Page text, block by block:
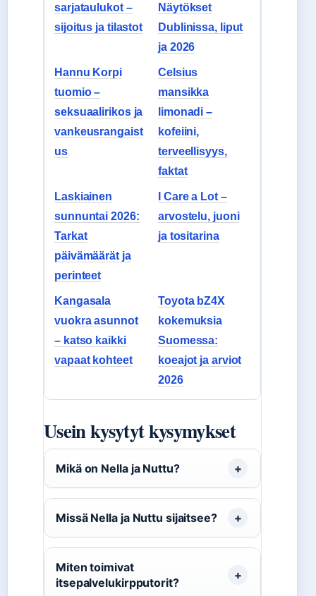
sarjataulukot –
sijoitus ja tilastot
Näytökset
Dublinissa, liput
ja 2026
Hannu Korpi
tuomio –
seksuaalirikos ja
vankeusrangaist
us
Celsius
mansikka
limonadi –
kofeiini,
terveellisyys,
faktat
Laskiainen
sunnuntai 2026:
Tarkat
päivämäärät ja
perinteet
I Care a Lot –
arvostelu, juoni
ja tositarina
Kangasala
vuokra asunnot
– katso kaikki
vapaat kohteet
Toyota bZ4X
kokemuksia
Suomessa:
koeajot ja arviot
2026
Usein kysytyt kysymykset
Mikä on Nella ja Nuttu?
Missä Nella ja Nuttu sijaitsee?
Miten toimivat
itsepalvelukirpputorit?